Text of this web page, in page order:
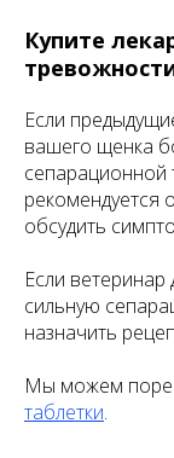
Купите
Если
вашего щенка
сепарационной
рекомендуется
обсудить
Если ветеринар
сильную
назначить
Мы можем
таблетки.